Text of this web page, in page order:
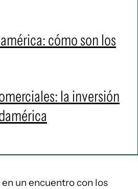
cómo son los
la inversión
un encuentro con los